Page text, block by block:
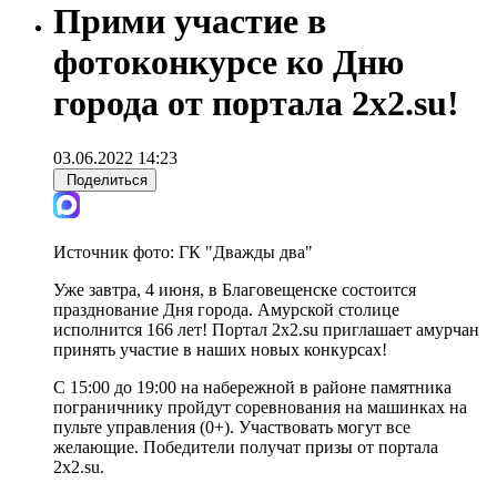
Прими участие в
фотоконкурсе ко Дню
города от портала 2x2.su!
03.06.2022 14:23
Поделиться
Источник фото: ГК "Дважды два"
Уже завтра, 4 июня, в Благовещенске состоится
празднование Дня города. Амурской столице
исполнится 166 лет! Портал 2x2.su приглашает амурчан
принять участие в наших новых конкурсах!
С 15:00 до 19:00 на набережной в районе памятника
пограничнику пройдут соревнования на машинках на
пульте управления (0+). Участвовать могут все
желающие. Победители получат призы от портала
2x2.su.